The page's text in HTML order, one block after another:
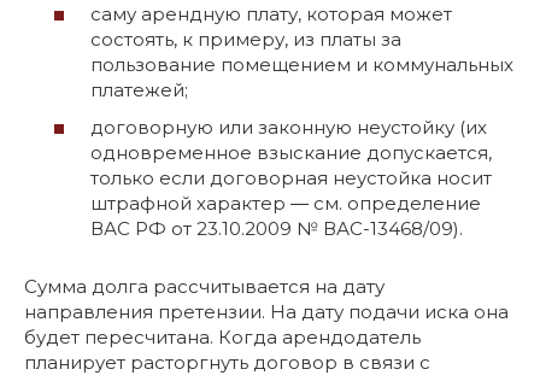
саму арендную плату, которая может
состоять, к примеру, из платы за
пользование помещением и коммунальных
платежей;
договорную или законную неустойку (их
одновременное взыскание допускается,
только если договорная неустойка носит
штрафной характер ― см. определение
ВАС РФ от 23.10.2009 № ВАС-13468/09).
Сумма долга рассчитывается на дату
направления претензии. На дату подачи иска она
будет пересчитана. Когда арендодатель
планирует расторгнуть договор в связи с